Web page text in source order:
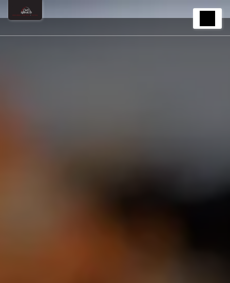
Panneau de gestion des cookies